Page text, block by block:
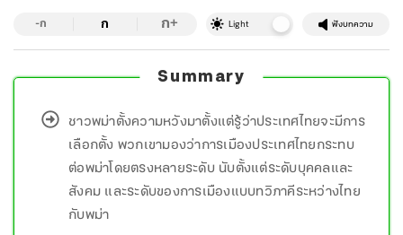
-ก ก ก+ Light ฟังบทความ
Summary
ชาวพม่าตั้งความหวังมาตั้งแต่รู้ว่าประเทศไทยจะมีการ
เลือกตั้ง พวกเขามองว่าการเมืองประเทศไทยกระทบ
ต่อพม่าโดยตรงหลายระดับ นับตั้งแต่ระดับบุคคลและ
สังคม และระดับของการเมืองแบบทวิภาคีระหว่างไทย
กับพม่า